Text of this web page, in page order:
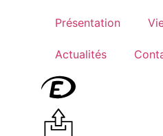
Présentation
Actualités